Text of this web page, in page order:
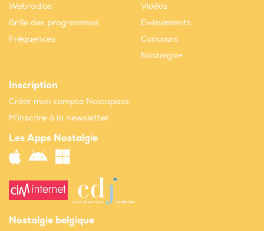
Webradios
Grille des programmes
Fréquences
Vidéos
Evènements
Concours
Nostalgie+
Inscription
Créer mon compte Nostapass
M'inscrire à la newsletter
Les Apps Nostalgie
Nostalgie belgique